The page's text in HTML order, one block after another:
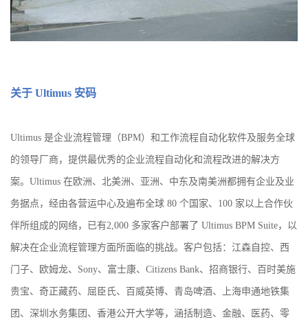
关于 Ultimus 安码
Ultimus 是企业流程管理（BPM）和工作流程自动化软件及服务全球
的领导厂商，提供最优秀的企业流程自动化和流程改进的解决方
案。Ultimus 在欧洲、北美洲、亚洲、中东及南美洲都拥有企业及业
务据点，经由各营运中心及遍布全球 80 个国家、100 家以上合作伙
伴所组成的网络，已有2,000 多家客户部署了 Ultimus BPM Suite，以
解决在企业流程管理方面所面临的挑战。客户包括：江森自控、西
门子、欧姆龙、Sony、富士康、Citizens Bank、招商银行、百时美施
贵宝、奇正藏药、屈臣氏、百威英博、青岛啤酒、上海申通地铁集
团、深圳水务集团、香港公开大学等，涵括制造、金融、医药、零